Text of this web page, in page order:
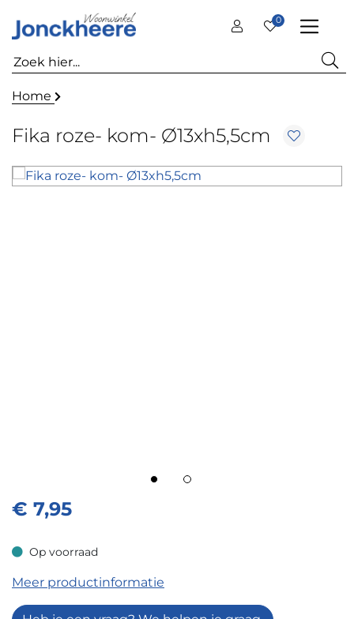
0
Home
Fika roze- kom- Ø13xh5,5cm
€ 7,95
Op voorraad
Op voorraad
Meer productinformatie